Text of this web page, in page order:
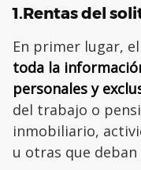
1.Rentas del
En primer lugar,
toda la
personales y
del trabajo o
inmobiliario,
u otras que